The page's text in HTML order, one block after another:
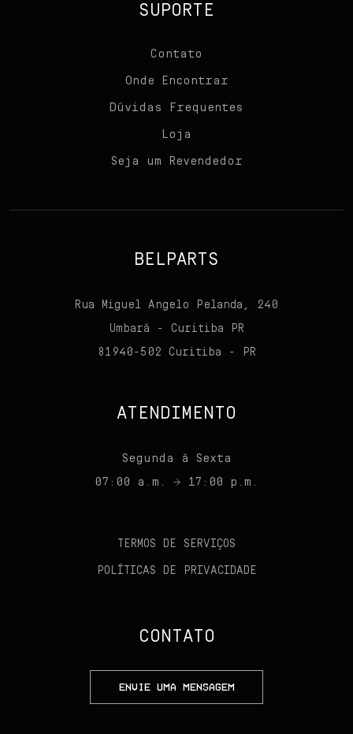
SUPORTE
Contato
Onde Encontrar
Dúvidas Frequentes
Loja
Seja um Revendedor
BELPARTS
Rua Miguel Angelo Pelanda, 240
Umbará - Curitiba PR
81940-502 Curitiba - PR
ATENDIMENTO
Segunda à Sexta
07:00 a.m. → 17:00 p.m.
TERMOS DE SERVIÇOS
POLÍTICAS DE PRIVACIDADE
CONTATO
ENVIE UMA MENSAGEM